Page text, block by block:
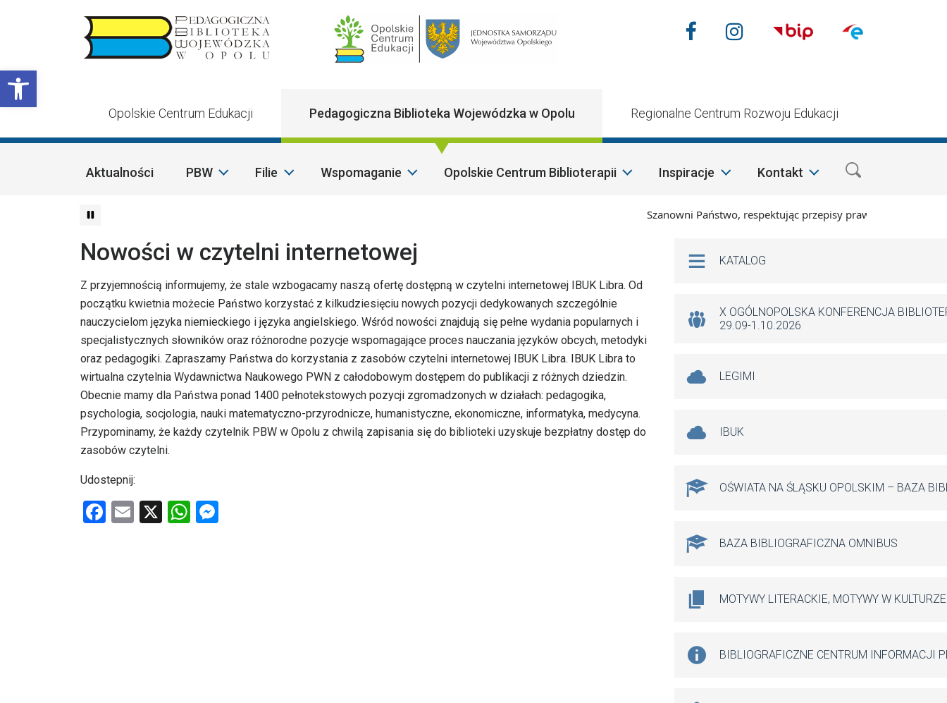
Otwórz pasek narzędzi
Main Navigation
Nasze media
FacebookInstagram
Opolskie Centrum Edukacji Pedagogiczna Biblioteka Wojewódzka w Opolu Regionalne Centrum Rozwoju Edukacji
Aktualności PBW Filie Wspomaganie Opolskie Centrum Biblioterapii Inspiracje Kontakt
Szanowni Państwo, respektując przepisy prawa i mając na
Nowości w czytelni internetowej
Z przyjemnością informujemy, że stale wzbogacamy naszą ofertę dostępną w czytelni internetowej IBUK Libra. Od
początku kwietnia możecie Państwo korzystać z kilkudziesięciu nowych pozycji dedykowanych szczególnie
nauczycielom języka niemieckiego i języka angielskiego. Wśród nowości znajdują się pełne wydania popularnych i
specjalistycznych słowników oraz różnorodne pozycje wspomagające proces nauczania języków obcych, metodyki
oraz pedagogiki. Zapraszamy Państwa do korzystania z zasobów czytelni internetowej IBUK Libra. IBUK Libra to
wirtualna czytelnia Wydawnictwa Naukowego PWN z całodobowym dostępem do publikacji z różnych dziedzin.
Obecnie mamy dla Państwa ponad 1400 pełnotekstowych pozycji zgromadzonych w działach: pedagogika,
psychologia, socjologia, nauki matematyczno-przyrodnicze, humanistyczne, ekonomiczne, informatyka, medycyna.
Przypominamy, że każdy czytelnik PBW w Opolu z chwilą zapisania się do biblioteki uzyskuje bezpłatny dostęp do
zasobów czytelni.
Udostepnij:
F
E
X
W
Na skróty
KATALOG
X OGÓLNOPOLSKA KONFERENCJA
29.09-1.10.2026
LEGIMI
IBUK
OŚWIATA NA ŚLĄSKU OPOLSKIM – BAZA
BAZA BIBLIOGRAFICZNA OMNIBUS
MOTYWY LITERACKIE, MOTYWY W KULTURZE
BIBLIOGRAFICZNE CENTRUM INFORMACJI